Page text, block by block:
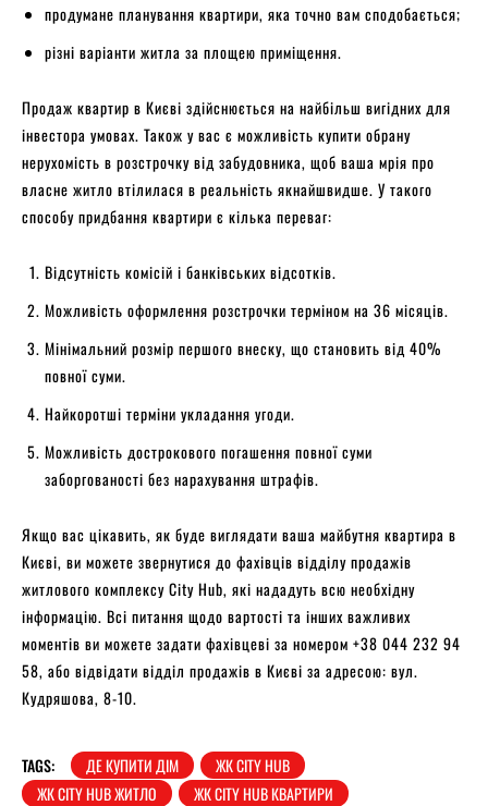
продумане планування квартири, яка точно вам сподобається;
різні варіанти житла за площею приміщення.
Продаж квартир в Києві здійснюється на найбільш вигідних для
інвестора умовах. Також у вас є можливість купити обрану
нерухомість в розстрочку від забудовника, щоб ваша мрія про
власне житло втілилася в реальність якнайшвидше. У такого
способу придбання квартири є кілька переваг:
Відсутність комісій і банківських відсотків.
Можливість оформлення розстрочки терміном на 36 місяців.
Мінімальний розмір першого внеску, що становить від 40%
повної суми.
Найкоротші терміни укладання угоди.
Можливість дострокового погашення повної суми
заборгованості без нарахування штрафів.
Якщо вас цікавить, як буде виглядати ваша майбутня квартира в
Києві, ви можете звернутися до фахівців відділу продажів
житлового комплексу City Hub, які нададуть всю необхідну
інформацію. Всі питання щодо вартості та інших важливих
моментів ви можете задати фахівцеві за номером +38 044 232 94
58, або відвідати відділ продажів в Києві за адресою: вул.
Кудряшова, 8-10.
TAGS: ДЕ КУПИТИ ДІМ
ЖК CITY HUB
ЖК CITY HUB ЖИТЛО
ЖК CITY HUB КВАРТИРИ